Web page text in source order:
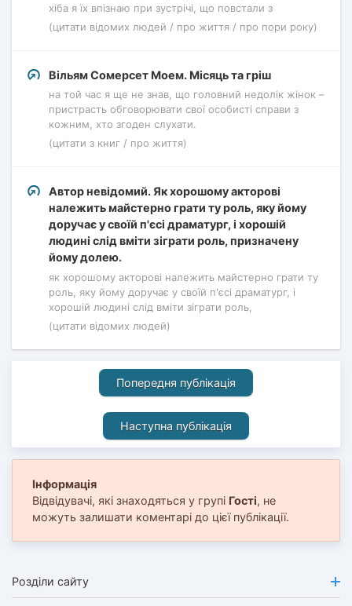
хіба я їх впізнаю при зустрічі, що повстали з
(цитати відомих людей / про життя / про пори року)
Вільям Сомерсет Моем. Місяць та гріш
на той час я ще не знав, що головний недолік жінок –
пристрасть обговорювати свої особисті справи з
кожним, хто згоден слухати.
(цитати з книг / про життя)
Автор невідомий. Як хорошому акторові
належить майстерно грати ту роль, яку йому
доручає у своїй п'єсі драматург, і хорошій
людині слід вміти зіграти роль, призначену
йому долею.
як хорошому акторові належить майстерно грати ту
роль, яку йому доручає у своїй п'єсі драматург, і
хорошій людині слід вміти зіграти роль,
(цитати відомих людей)
Попередня публікація
Наступна публікація
Інформація
Відвідувачі, які знаходяться у групі Гості, не
можуть залишати коментарі до цієї публікації.
Розділи сайту